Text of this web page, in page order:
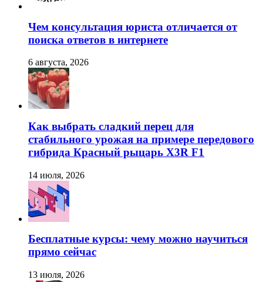
Чем консультация юриста отличается от
поиска ответов в интернете
6 августа, 2026
Как выбрать сладкий перец для
стабильного урожая на примере передового
гибрида Красный рыцарь X3R F1
14 июля, 2026
Бесплатные курсы: чему можно научиться
прямо сейчас
13 июля, 2026